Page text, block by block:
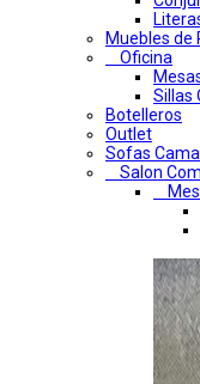
Muebles de
Oficina
Sillas
Botelleros
Outlet
Sofas Cama
Salon